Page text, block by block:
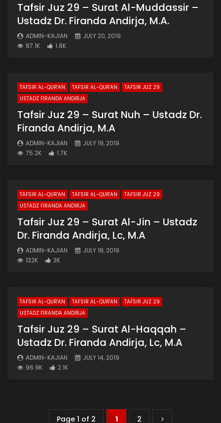
Tafsir Juz 29 – Surat Al-Muddassir –
Ustadz Dr. Firanda Andirja, M.A.
ADMIN-KAJIAN
JULY 20, 2019
87.1K
1.8K
TAFSIR AL-QUR'AN TAFSIR AL-QUR'AN
TAFSIR JUZ 29
USTADZ FIRANDA ANDIRJA
Tafsir Juz 29 – Surat Nuh – Ustadz Dr.
Firanda Andirja, M.A
ADMIN-KAJIAN
JULY 19, 2019
75.2K
1.7K
TAFSIR AL-QUR'AN TAFSIR AL-QUR'AN
TAFSIR JUZ 29
USTADZ FIRANDA ANDIRJA
Tafsir Juz 29 – Surat Al-Jin – Ustadz
Dr. Firanda Andirja, Lc, M.A
ADMIN-KAJIAN
JULY 18, 2019
132K
3K
TAFSIR AL-QUR'AN TAFSIR AL-QUR'AN
TAFSIR JUZ 29
USTADZ FIRANDA ANDIRJA
Tafsir Juz 29 – Surat Al-Haqqah –
Ustadz Dr. Firanda Andirja, Lc, M.A
ADMIN-KAJIAN
JULY 14, 2019
96.9K
2.1K
Page 1 of 2 1 2